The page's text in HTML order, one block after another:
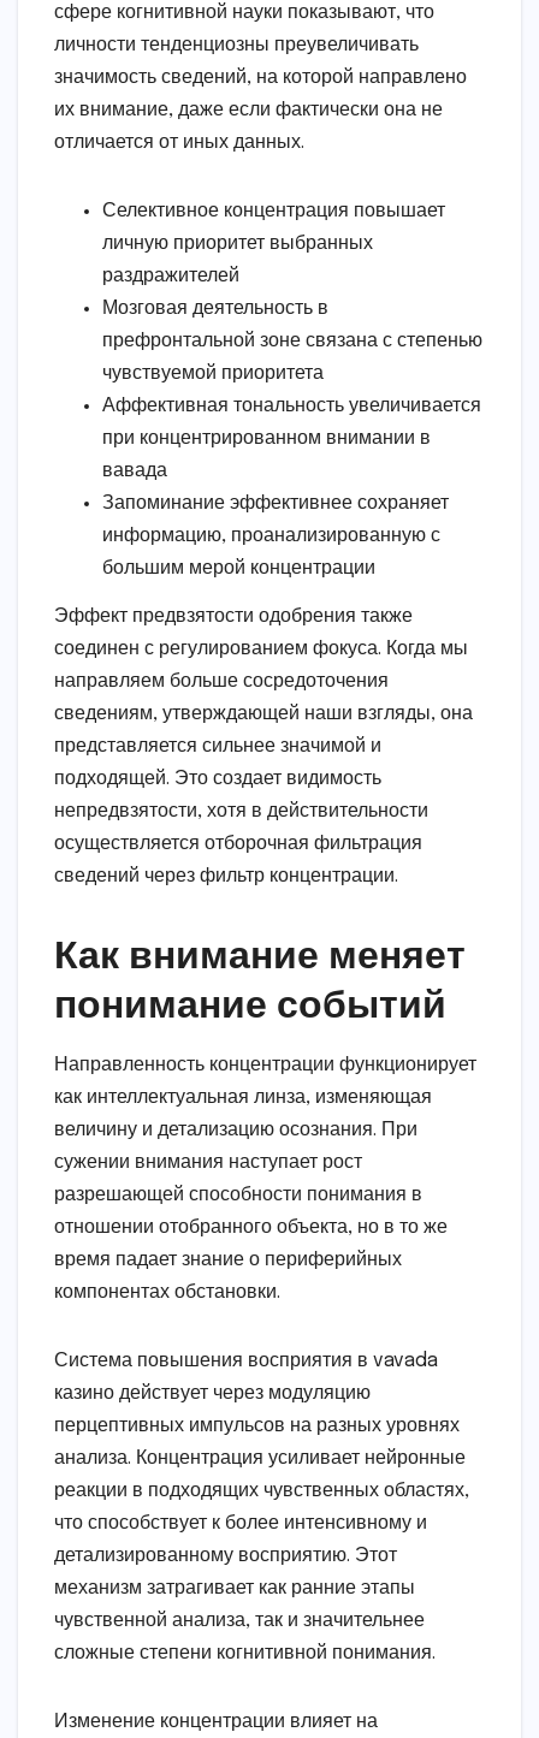
сфере когнитивной науки показывают, что
личности тенденциозны преувеличивать
значимость сведений, на которой направлено
их внимание, даже если фактически она не
отличается от иных данных.
Селективное концентрация повышает
личную приоритет выбранных
раздражителей
Мозговая деятельность в
префронтальной зоне связана с степенью
чувствуемой приоритета
Аффективная тональность увеличивается
при концентрированном внимании в
вавада
Запоминание эффективнее сохраняет
информацию, проанализированную с
большим мерой концентрации
Эффект предвзятости одобрения также
соединен с регулированием фокуса. Когда мы
направляем больше сосредоточения
сведениям, утверждающей наши взгляды, она
представляется сильнее значимой и
подходящей. Это создает видимость
непредвзятости, хотя в действительности
осуществляется отборочная фильтрация
сведений через фильтр концентрации.
Как внимание меняет
понимание событий
Направленность концентрации функционирует
как интеллектуальная линза, изменяющая
величину и детализацию осознания. При
сужении внимания наступает рост
разрешающей способности понимания в
отношении отобранного объекта, но в то же
время падает знание о периферийных
компонентах обстановки.
Система повышения восприятия в vavada
казино действует через модуляцию
перцептивных импульсов на разных уровнях
анализа. Концентрация усиливает нейронные
реакции в подходящих чувственных областях,
что способствует к более интенсивному и
детализированному восприятию. Этот
механизм затрагивает как ранние этапы
чувственной анализа, так и значительнее
сложные степени когнитивной понимания.
Изменение концентрации влияет на